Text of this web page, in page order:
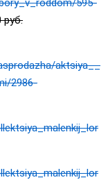
595-
aktsiya__
2986-